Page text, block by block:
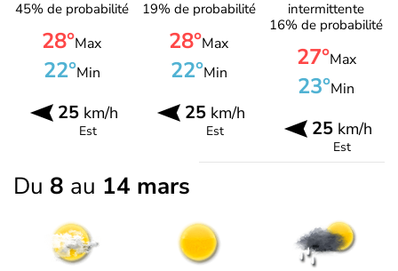
45% de probabilité
28°Max
22°Min
25km/h
Est
19% de probabilité
28°Max
22°Min
25km/h
Est
intermittente
16% de probabilité
27°Max
23°Min
25 km/h
Est
Du 8 au 14 mars